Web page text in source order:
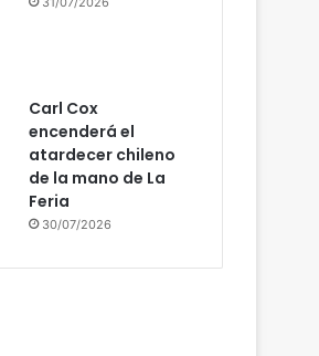
Carl Cox
encenderá el
atardecer chileno
de la mano de La
Feria
30/07/2026